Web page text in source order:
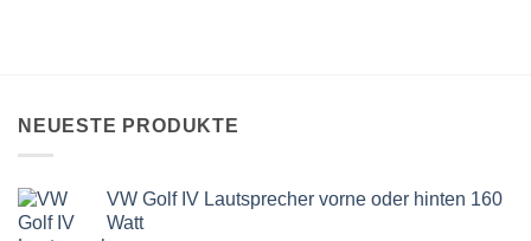
NEUESTE PRODUKTE
VW Golf IV Lautsprecher vorne oder hinten 160
Watt